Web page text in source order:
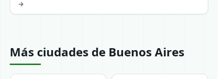
→
Más ciudades de Buenos Aires